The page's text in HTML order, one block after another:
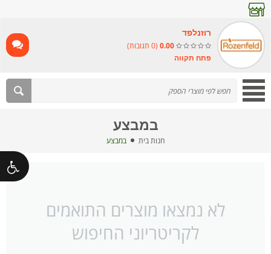
רוזנלפד
0.00 (0 תגובות)
פתח תקווה
במבצע
חנות בית במבצע
לא נמצאו מוצרים התואמים
לקריטריוני החיפוש